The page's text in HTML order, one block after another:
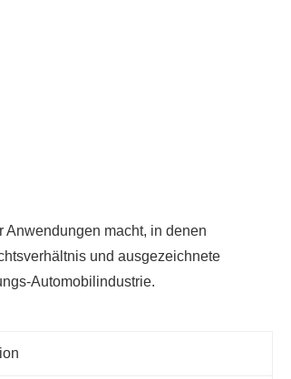
macht, in denen
und ausgezeichnete
Automobilindustrie.